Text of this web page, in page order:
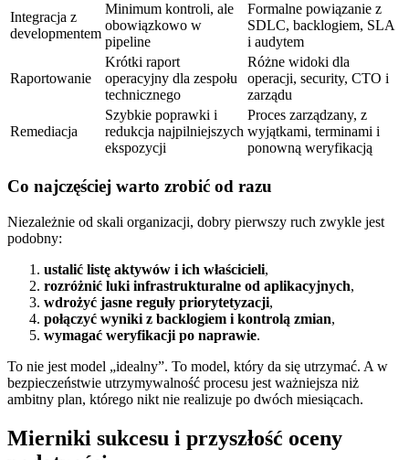
Integracja z
developmentem
Minimum kontroli, ale
obowiązkowo w
pipeline
Formalne powiązanie z
SDLC, backlogiem, SLA
i audytem
Raportowanie
Krótki raport
operacyjny dla zespołu
technicznego
Różne widoki dla
operacji, security, CTO i
zarządu
Remediacja
Szybkie poprawki i
redukcja najpilniejszych
ekspozycji
Proces zarządzany, z
wyjątkami, terminami i
ponowną weryfikacją
Co najczęściej warto zrobić od razu
Niezależnie od skali organizacji, dobry pierwszy ruch zwykle jest
podobny:
ustalić listę aktywów i ich właścicieli,
rozróżnić luki infrastrukturalne od aplikacyjnych,
wdrożyć jasne reguły priorytetyzacji,
połączyć wyniki z backlogiem i kontrolą zmian,
wymagać weryfikacji po naprawie.
To nie jest model „idealny”. To model, który da się utrzymać. A w
bezpieczeństwie utrzymywalność procesu jest ważniejsza niż
ambitny plan, którego nikt nie realizuje po dwóch miesiącach.
Mierniki sukcesu i przyszłość oceny